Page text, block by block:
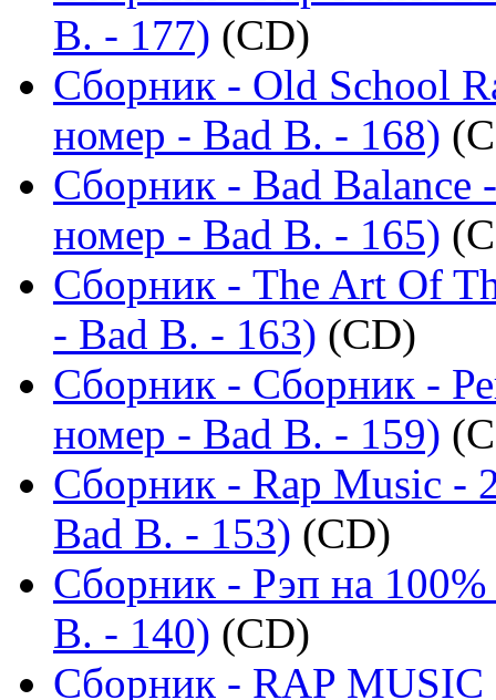
B. - 177) (CD)
Сборник - Old School
номер - Bad B. - 168)
Сборник - Bad Balance
номер - Bad B. - 165)
Сборник - The Art Of
- Bad B. - 163) (CD)
Сборник - Сборник -
номер - Bad B. - 159)
Сборник - Rap Music -
Bad B. - 153) (CD)
Сборник - Рэп на
B. - 140) (CD)
Сборник - RAP